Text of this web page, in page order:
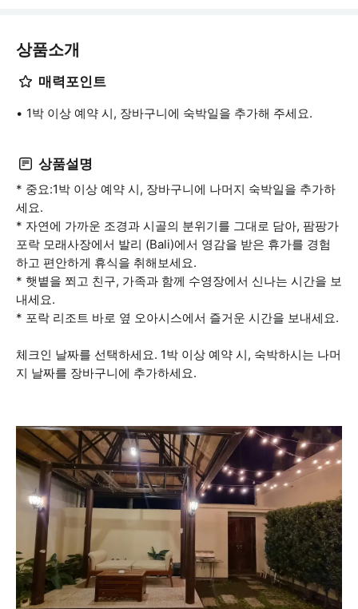
상품소개
매력포인트
1박 이상 예약 시, 장바구니에 숙박일을 추가해 주세요.
상품설명
* 중요:1박 이상 예약 시, 장바구니에 나머지 숙박일을 추가하
세요.
* 자연에 가까운 조경과 시골의 분위기를 그대로 담아, 팜팡가
포락 모래사장에서 발리 (Bali)에서 영감을 받은 휴가를 경험
하고 편안하게 휴식을 취해보세요.
* 햇볕을 쬐고 친구, 가족과 함께 수영장에서 신나는 시간을 보
내세요.
* 포락 리조트 바로 옆 오아시스에서 즐거운 시간을 보내세요.
체크인 날짜를 선택하세요. 1박 이상 예약 시, 숙박하시는 나머
지 날짜를 장바구니에 추가하세요.